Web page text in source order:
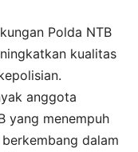
Polda NTB
kualitas
anggota
yang menempuh
dalam